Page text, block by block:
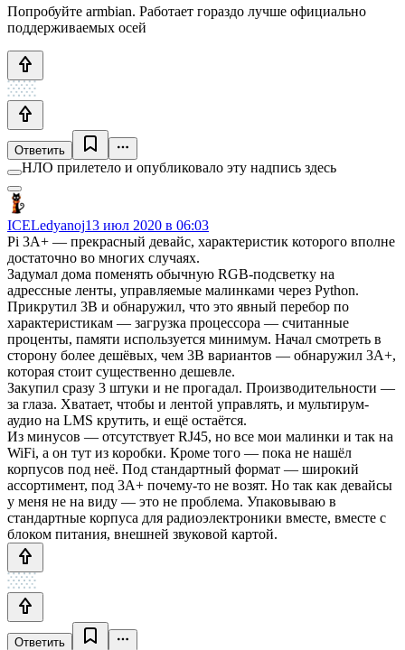
Попробуйте armbian. Работает гораздо лучше официально
поддерживаемых осей
Ответить
НЛО прилетело и опубликовало эту надпись здесь
ICELedyanoj13 июл 2020 в 06:03
Pi 3A+ — прекрасный девайс, характеристик которого вполне
достаточно во многих случаях.
Задумал дома поменять обычную RGB-подсветку на
адрессные ленты, управляемые малинками через Python.
Прикрутил 3B и обнаружил, что это явный перебор по
характеристикам — загрузка процессора — считанные
проценты, памяти используется минимум. Начал смотреть в
сторону более дешёвых, чем 3B вариантов — обнаружил 3A+,
которая стоит существенно дешевле.
Закупил сразу 3 штуки и не прогадал. Производительности —
за глаза. Хватает, чтобы и лентой управлять, и мультирум-
аудио на LMS крутить, и ещё остаётся.
Из минусов — отсутствует RJ45, но все мои малинки и так на
WiFi, а он тут из коробки. Кроме того — пока не нашёл
корпусов под неё. Под стандартный формат — широкий
ассортимент, под 3A+ почему-то не возят. Но так как девайсы
у меня не на виду — это не проблема. Упаковываю в
стандартные корпуса для радиоэлектроники вместе, вместе с
блоком питания, внешней звуковой картой.
Ответить